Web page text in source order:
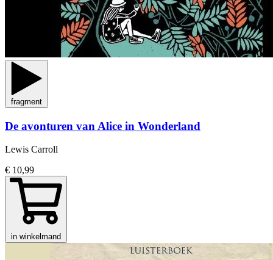
fragment
De avonturen van Alice in Wonderland
Lewis Carroll
€ 10,99
in winkelmand